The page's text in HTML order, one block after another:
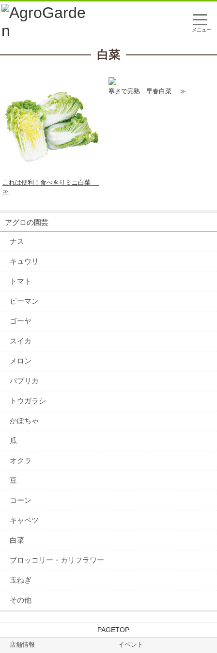
t
o
g
e
白菜
これは便利！食べきりミニ白菜
寒さで完熟 早春白菜
アグロの園芸
ナス
キュウリ
トマト
ピーマン
ゴーヤ
スイカ
メロン
パプリカ
トウガラシ
かぼちゃ
瓜
オクラ
豆
コーン
キャベツ
白菜
ブロッコリー・カリフラワー
玉ねぎ
その他
TOP
店舗情報 イベント